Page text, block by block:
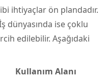
ihtiyaçlar ön plandadır.
dünyasında ise çoklu
edilebilir. Aşağıdaki
Kullanım Alanı